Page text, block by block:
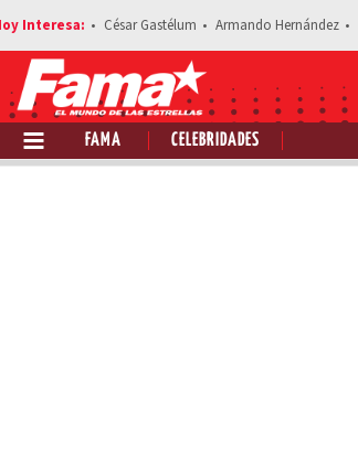
César Gastélum Armando Hernández
FAMA CELEBRIDADES